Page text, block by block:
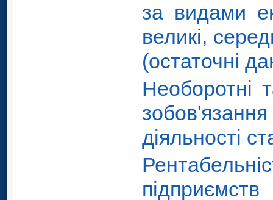
за видами
великі,
(остаточні
Необоротні
діяльності